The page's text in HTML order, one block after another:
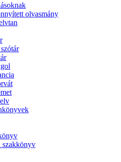
olvasmány
szakkönyv